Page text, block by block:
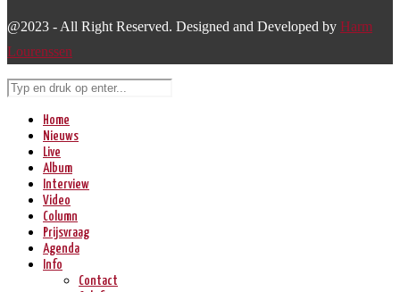
@2023 - All Right Reserved. Designed and Developed by Harm
Lourenssen
Home
Nieuws
Live
Album
Interview
Video
Column
Prijsvraag
Agenda
Info
Contact